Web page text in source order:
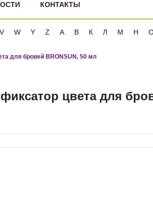
КОНТАКТЫ
V W Y Z А В К Л М Н
для бровей BRONSUN, 50 мл
цвета для